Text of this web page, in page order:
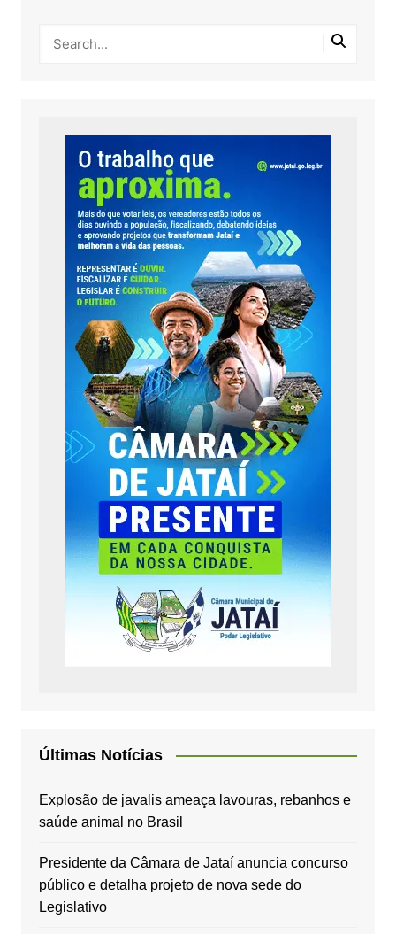
Últimas Notícias
Explosão de javalis ameaça lavouras, rebanhos e
saúde animal no Brasil
Presidente da Câmara de Jataí anuncia concurso
público e detalha projeto de nova sede do
Legislativo